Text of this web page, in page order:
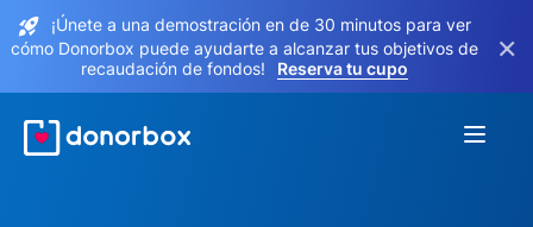
¡Únete a una demostración en de 30 minutos para ver
cómo Donorbox puede ayudarte a alcanzar tus objetivos de
recaudación de fondos!
Reserva tu cupo
×